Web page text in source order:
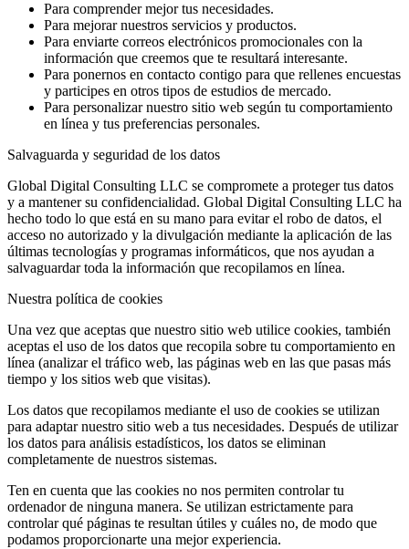
Para comprender mejor tus necesidades.
Para mejorar nuestros servicios y productos.
Para enviarte correos electrónicos promocionales con la
información que creemos que te resultará interesante.
Para ponernos en contacto contigo para que rellenes encuestas
y participes en otros tipos de estudios de mercado.
Para personalizar nuestro sitio web según tu comportamiento
en línea y tus preferencias personales.
Salvaguarda y seguridad de los datos
Global Digital Consulting LLC se compromete a proteger tus datos
y a mantener su confidencialidad. Global Digital Consulting LLC ha
hecho todo lo que está en su mano para evitar el robo de datos, el
acceso no autorizado y la divulgación mediante la aplicación de las
últimas tecnologías y programas informáticos, que nos ayudan a
salvaguardar toda la información que recopilamos en línea.
Nuestra política de cookies
Una vez que aceptas que nuestro sitio web utilice cookies, también
aceptas el uso de los datos que recopila sobre tu comportamiento en
línea (analizar el tráfico web, las páginas web en las que pasas más
tiempo y los sitios web que visitas).
Los datos que recopilamos mediante el uso de cookies se utilizan
para adaptar nuestro sitio web a tus necesidades. Después de utilizar
los datos para análisis estadísticos, los datos se eliminan
completamente de nuestros sistemas.
Ten en cuenta que las cookies no nos permiten controlar tu
ordenador de ninguna manera. Se utilizan estrictamente para
controlar qué páginas te resultan útiles y cuáles no, de modo que
podamos proporcionarte una mejor experiencia.